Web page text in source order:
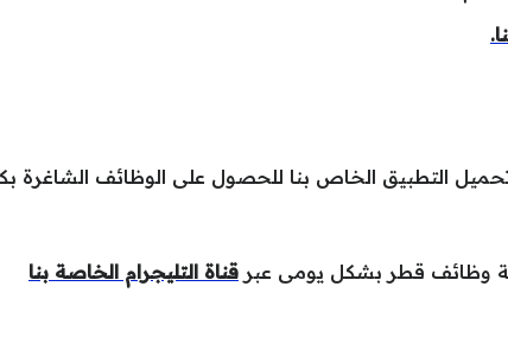
تحميل التطبيق الخاص بنا للحصول على الوظائف الشاغرة
وظائف قطر بشكل يومى عبر قناة التليجرام الخاصة بنا